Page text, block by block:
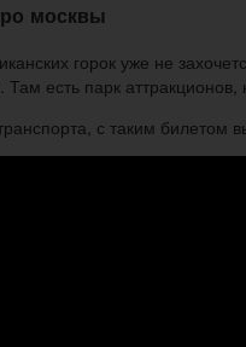
москвы
горок уже не
есть парк аттракционов,
с таким билетом